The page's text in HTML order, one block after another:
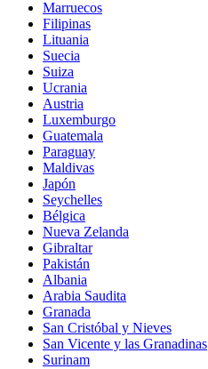
Marruecos
Filipinas
Lituania
Suecia
Suiza
Ucrania
Austria
Luxemburgo
Guatemala
Paraguay
Maldivas
Japón
Seychelles
Bélgica
Nueva Zelanda
Gibraltar
Pakistán
Albania
Arabia Saudita
Granada
San Cristóbal y Nieves
San Vicente y las Granadinas
Surinam